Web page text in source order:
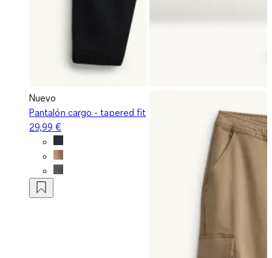
Nuevo
Pantalón cargo - tapered fit
29,99 €